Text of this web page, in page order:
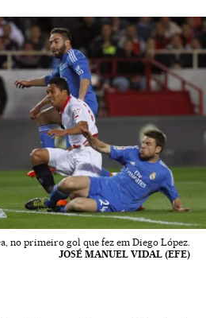
no primeiro gol que fez em Diego López.
JOSÉ MANUEL VIDAL (EFE)